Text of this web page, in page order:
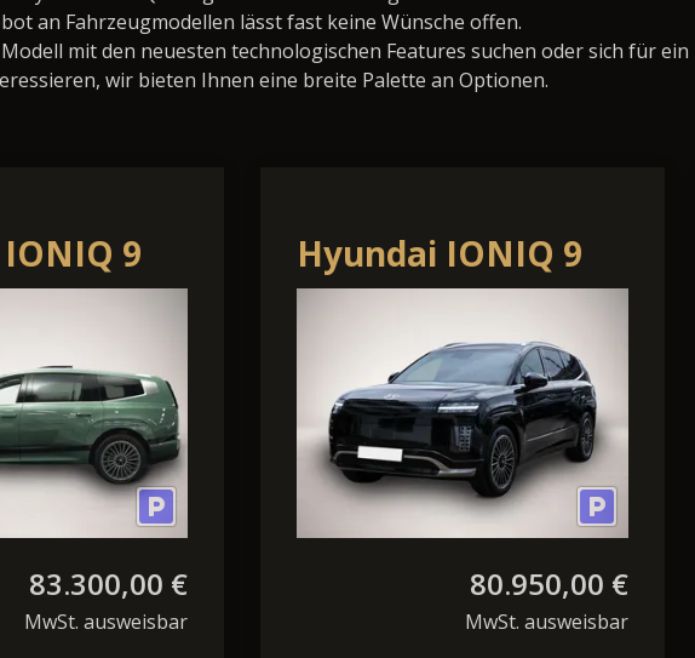
an Fahrzeugmodellen lässt fast keine Wünsche offen.
mit den neuesten technologischen Features suchen oder sich für
wir bieten Ihnen eine breite Palette an Optionen.
9
/
Sitz / Shz
83.300,00 €
MwSt. ausweisbar
Hyundai IONIQ 9
4WD UNIQ
Panorama-Glas-
Schiebedach, Swiv
80.950,00 €
MwSt. ausweisbar